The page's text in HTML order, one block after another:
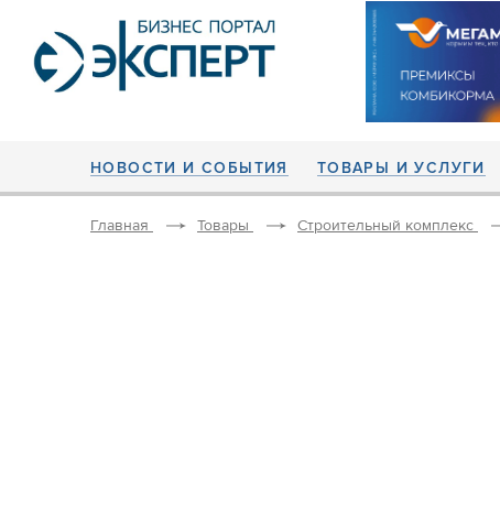
НОВОСТИ И СОБЫТИЯ ТОВАРЫ И УСЛУГИ
Главная Товары Строительный комплекс